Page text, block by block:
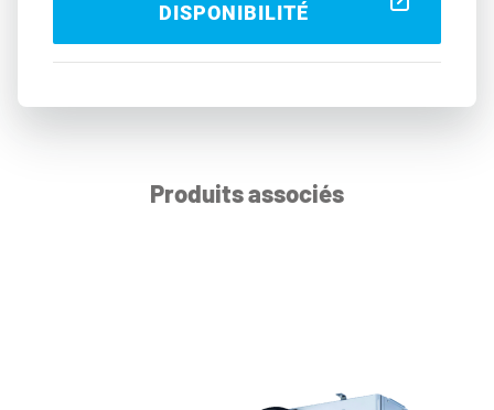
DISPONIBILITÉ
Produits associés